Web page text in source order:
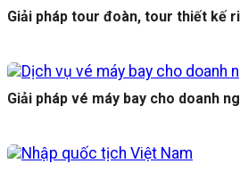
Giải pháp tour đoàn, tour thiết kế
Giải pháp vé máy bay cho doanh